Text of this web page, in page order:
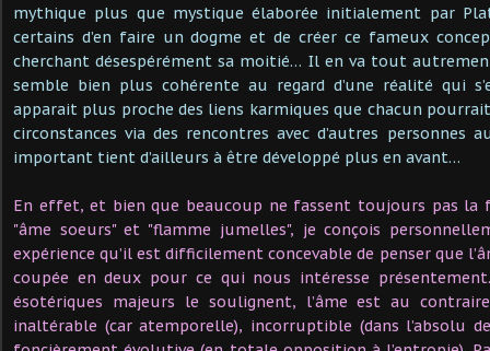
mythique plus que mystique élaborée initialement par
certains d’en faire un dogme et de créer ce fameux
cherchant désespérément sa moitié… Il en va tout
semble bien plus cohérente au regard d’une réalité qui
apparait plus proche des liens karmiques que chacun
circonstances via des rencontres avec d’autres personnes
important tient d’ailleurs à être développé plus en avant…
En effet, et bien que beaucoup ne fassent toujours pas la
"âme soeurs" et "flamme jumelles", je conçois
expérience qu’il est difficilement concevable de penser que
coupée en deux pour ce qui nous intéresse
ésotériques majeurs le soulignent, l’âme est au
inaltérable (car atemporelle), incorruptible (dans l’absolu